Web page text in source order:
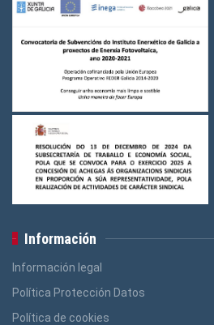
Información
Información legal
Política Protección Datos
Política de cookies